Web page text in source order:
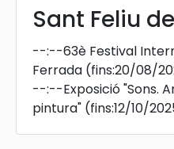
Sant Feliu
--:--63è Festival
Ferrada (fins:20/08/
--:--Exposició "Sons.
pintura" (fins:12/10/